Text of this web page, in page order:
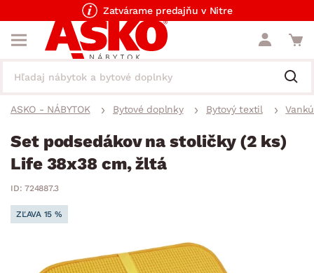
Zatvárame predajňu v Nitre
ASKO - NÁBYTOK Bytové doplnky Bytový textil
Set podsedákov na stoličky (2 ks)
Life 38x38 cm, žltá
ID: 724887.3
ZĽAVA 15 %